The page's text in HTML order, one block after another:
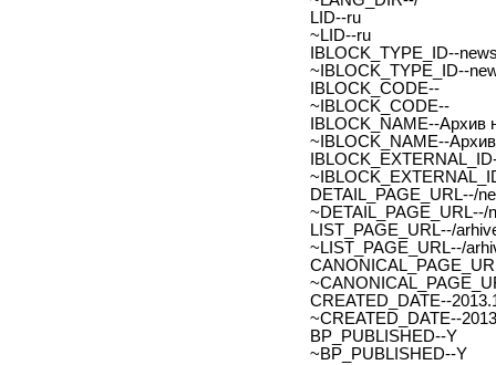
LID--ru
~LID--ru
IBLOCK_TYPE_ID--
~IBLOCK_TYPE_ID--
IBLOCK_CODE--
~IBLOCK_CODE--
IBLOCK_NAME--Архив
~IBLOCK_NAME--
DETAIL_PAGE_URL--/
~DETAIL_PAGE_URL--/
LIST_PAGE_URL--/
~LIST_PAGE_URL--/
CREATED_DATE--
~CREATED_DATE--
BP_PUBLISHED--Y
~BP_PUBLISHED--Y